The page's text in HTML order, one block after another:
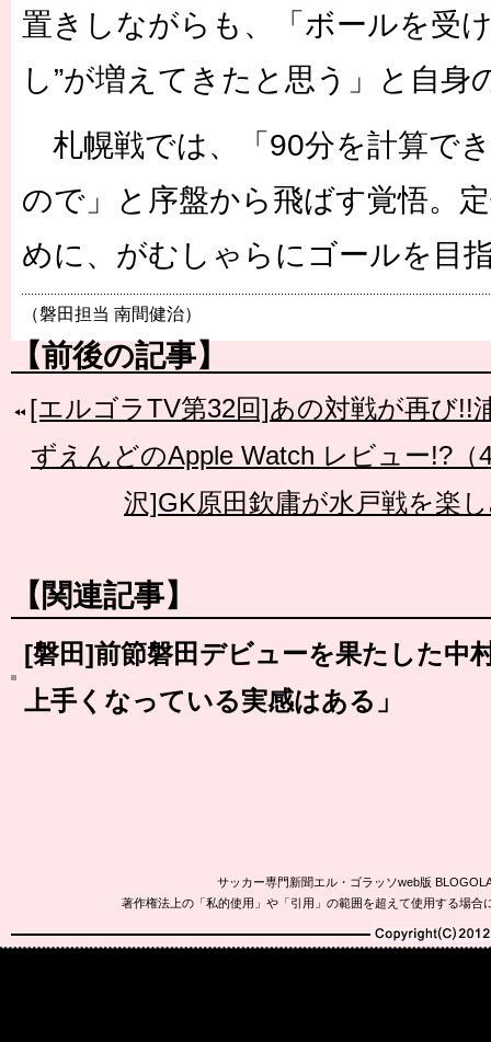
置きしながらも、「ボールを受
し”が増えてきたと思う」と自身
札幌戦では、「90分を計算で
ので」と序盤から飛ばす覚悟。
めに、がむしゃらにゴールを目
（磐田担当 南間健治）
【前後の記事】
[エルゴラTV第32回]あの対戦が再び!!
ずえんどのApple Watch レビュー!?（
沢]GK原田欽庸が水戸戦を楽
【関連記事】
[磐田]前節磐田デビューを果たした中
上手くなっている実感はある」
サッカー専門新聞エル・ゴラッソweb版
著作権法上の「私的使用」や「引用」の範囲を超えて使用する場
Copyright(C)2010-